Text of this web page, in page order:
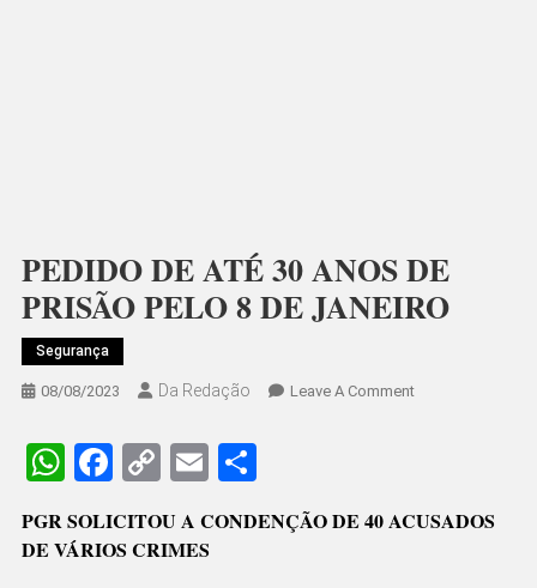
PEDIDO DE ATÉ 30 ANOS DE
PRISÃO PELO 8 DE JANEIRO
Segurança
08/08/2023 Da Redação Leave A CommentOn
ANOS
WhatsApp
Facebook
CopyEmail
PGR SOLICITOU A CONDENÇÃO DE 40 ACUSADOS
DE VÁRIOS CRIMES